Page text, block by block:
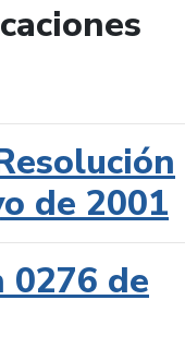
de búsqueda
de 2001
0276 de